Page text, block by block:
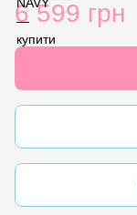
6 599 грн